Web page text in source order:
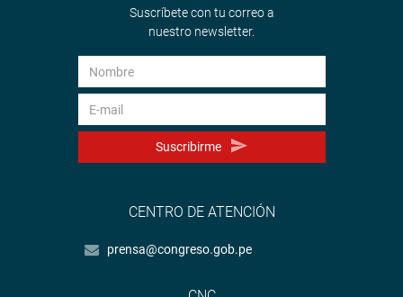
Suscríbete con tu correo a
nuestro newsletter.
Suscribirme
CENTRO DE ATENCIÓN
prensa@congreso.gob.pe